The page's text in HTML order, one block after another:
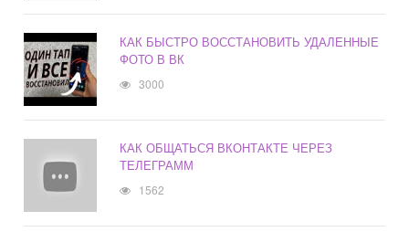
КАК БЫСТРО ВОССТАНОВИТЬ УДАЛЕННЫЕ
ФОТО В ВК
3000
КАК ОБЩАТЬСЯ ВКОНТАКТЕ ЧЕРЕЗ
ТЕЛЕГРАММ
1562